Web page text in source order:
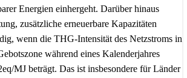
Energien einhergeht. Darüber hinaus
zusätzliche erneuerbare Kapazitäten
wenn die THG-Intensität des Netzstroms in
während eines Kalenderjahres
MJ beträgt. Das ist insbesondere für Länder